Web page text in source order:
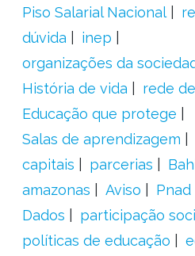
Piso Salarial Nacional
dúvida
inep
organizações da
História de vida
rede
Educação que protege
Salas de aprendizagem
capitais
parcerias
amazonas
Aviso Pnad
Dados
participação
políticas de educação